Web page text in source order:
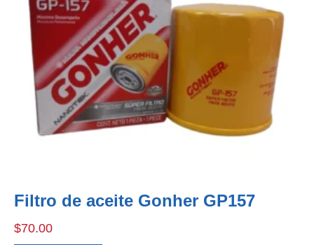
Filtro de aceite Gonher GP157
$70.00